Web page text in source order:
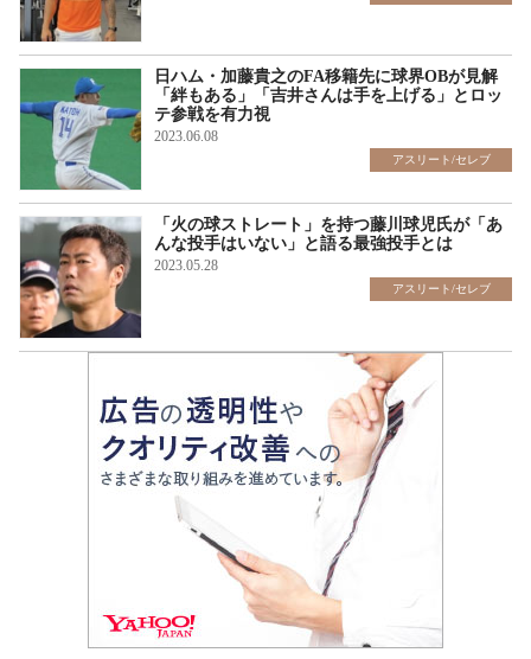
日ハム・加藤貴之のFA移籍先に球界OBが見解
「絆もある」「吉井さんは手を上げる」とロッ
テ参戦を有力視
2023.06.08
アスリート/セレブ
「火の球ストレート」を持つ藤川球児氏が「あ
んな投手はいない」と語る最強投手とは
2023.05.28
アスリート/セレブ